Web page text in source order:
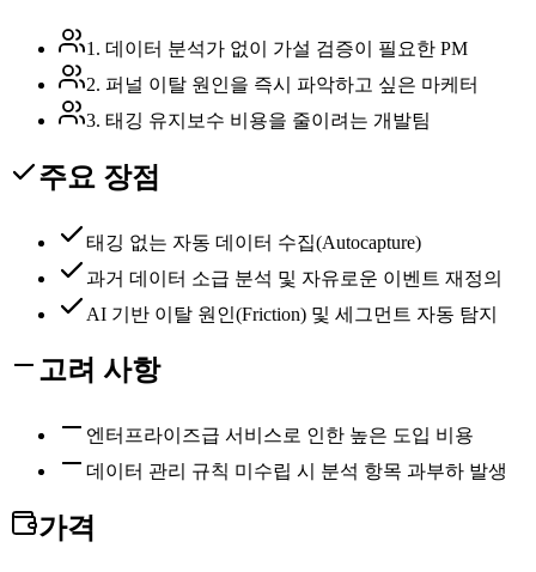
1. 데이터 분석가 없이 가설 검증이 필요한 PM
2. 퍼널 이탈 원인을 즉시 파악하고 싶은 마케터
3. 태깅 유지보수 비용을 줄이려는 개발팀
주요 장점
태깅 없는 자동 데이터 수집(Autocapture)
과거 데이터 소급 분석 및 자유로운 이벤트 재정의
AI 기반 이탈 원인(Friction) 및 세그먼트 자동 탐지
고려 사항
엔터프라이즈급 서비스로 인한 높은 도입 비용
데이터 관리 규칙 미수립 시 분석 항목 과부하 발생
가격